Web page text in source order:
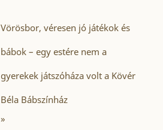
Vörösbor, véresen jó játékok és
bábok – egy estére nem a
gyerekek játszóháza volt a Kövér
Béla Bábszínház
»